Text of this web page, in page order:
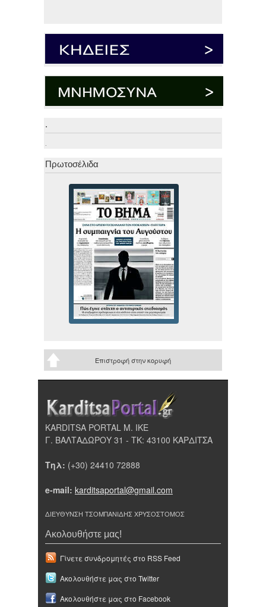
.
.
Πρωτοσέλιδα
Επιστροφή στην κορυφή
KARDITSA PORTAL Μ. ΙΚΕ
Γ. ΒΑΛΤΑΔΩΡΟΥ 31 - ΤΚ: 43100 ΚΑΡΔΙΤΣΑ
Τηλ: (+30) 24410 72888
e-mail: karditsaportal@gmail.com
ΔΙΕΥΘΥΝΣΗ ΤΣΟΜΠΑΝΙΔΗΣ ΧΡΥΣΟΣΤΟΜΟΣ
Ακολουθήστε μας!
Γίνετε συνδρομητές στο RSS Feed
Ακολουθήστε μας στο Twitter
Ακολουθήστε μας στο Facebook